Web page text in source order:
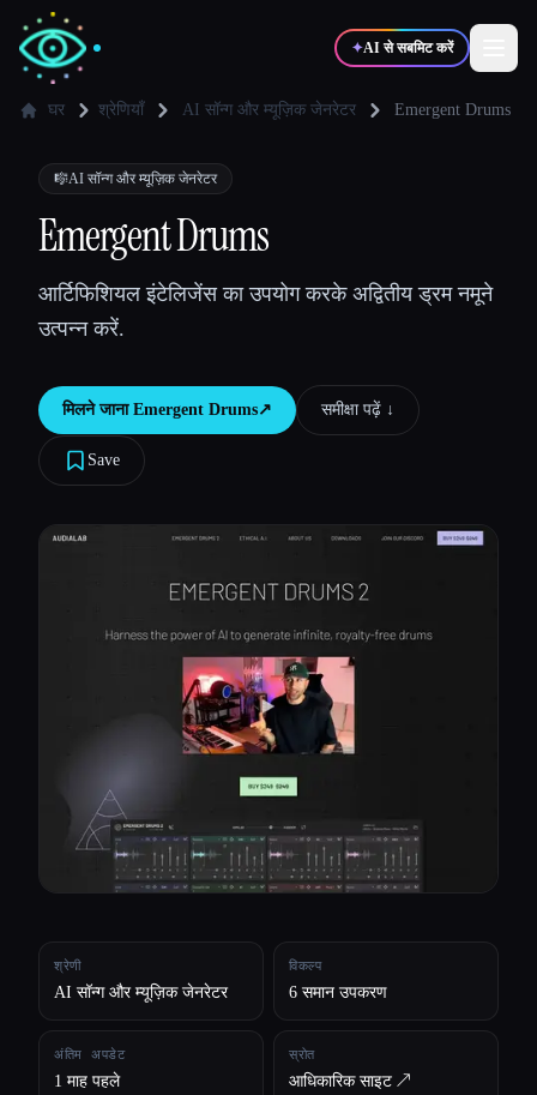
✦AI से सबमिट करें
✍️लेखक
💻 डेवलपर्स
🎓 विद्यार्थी
ब्लॉग
टूल्स की तुलना करें
हमारे बारे में
घर श्रेणियाँ AI सॉन्ग और म्यूज़िक जेनरेटर Emergent Drums
🎼AI सॉन्ग और म्यूज़िक जेनरेटर
Emergent Drums
आर्टिफिशियल इंटेलिजेंस का उपयोग करके अद्वितीय ड्रम नमूने
उत्पन्न करें.
मिलने जाना Emergent Drums↗︎ समीक्षा पढ़ें ↓︎
Save
श्रेणी
AI सॉन्ग और म्यूज़िक जेनरेटर
विकल्प
6 समान उपकरण
अंतिम अपडेट
1 माह पहले
स्रोत
आधिकारिक साइट ↗︎